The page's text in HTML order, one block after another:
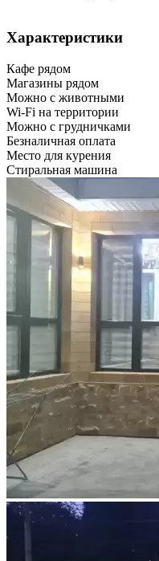
Характеристики
Кафе рядом
Магазины рядом
Можно с животными
Wi-Fi на территории
Можно с грудничками
Безналичная оплата
Место для курения
Стиральная машина